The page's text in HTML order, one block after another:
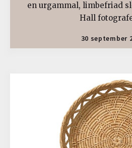
en urgammal, limbefriad
Hall
30 september